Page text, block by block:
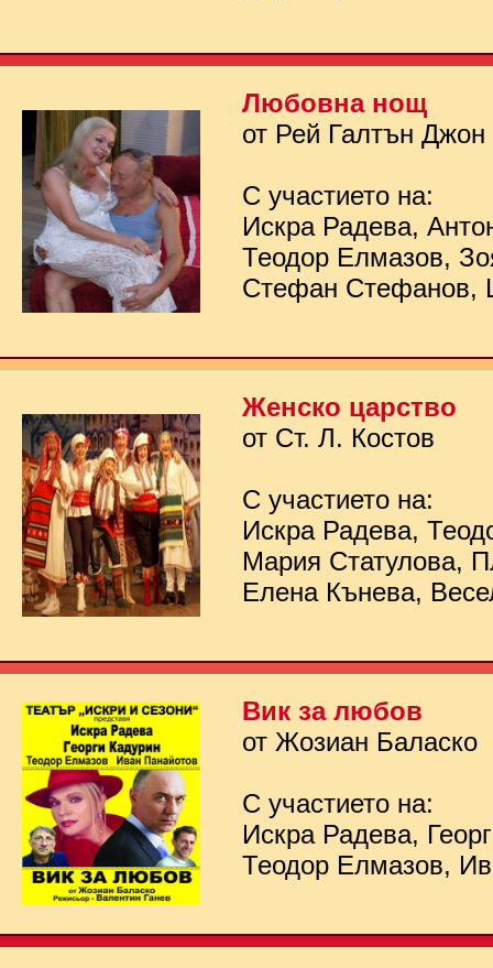
Любовна нощ
от Рей Галтън Джон
С участието на:
Искра Радева,
Теодор Елмазов,
Стефан Стефанов,
Женско царство
от Ст. Л. Костов
С участието на:
Искра Радева,
Мария Статулова,
Елена Кънева,
Вик за любов
от Жозиан Баласко
С участието на:
Искра Радева,
Теодор Елмазов,